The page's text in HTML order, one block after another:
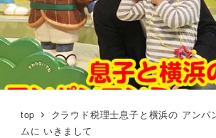
top
クラウド税理士息子と横浜の アンパ
ムに いきまして